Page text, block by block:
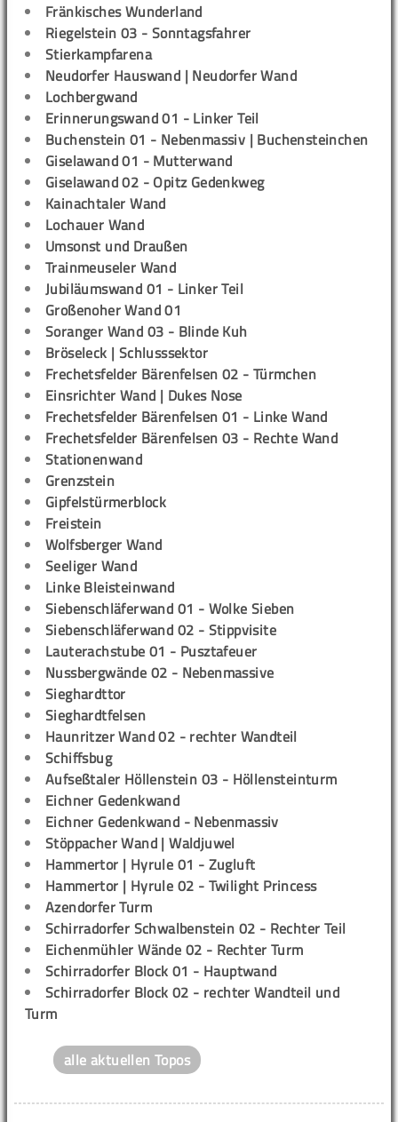
Fränkisches Wunderland
Riegelstein 03 - Sonntagsfahrer
Stierkampfarena
Neudorfer Hauswand | Neudorfer Wand
Lochbergwand
Erinnerungswand 01 - Linker Teil
Buchenstein 01 - Nebenmassiv | Buchensteinchen
Giselawand 01 - Mutterwand
Giselawand 02 - Opitz Gedenkweg
Kainachtaler Wand
Lochauer Wand
Umsonst und Draußen
Trainmeuseler Wand
Jubiläumswand 01 - Linker Teil
Großenoher Wand 01
Soranger Wand 03 - Blinde Kuh
Bröseleck | Schlusssektor
Frechetsfelder Bärenfelsen 02 - Türmchen
Einsrichter Wand | Dukes Nose
Frechetsfelder Bärenfelsen 01 - Linke Wand
Frechetsfelder Bärenfelsen 03 - Rechte Wand
Stationenwand
Grenzstein
Gipfelstürmerblock
Freistein
Wolfsberger Wand
Seeliger Wand
Linke Bleisteinwand
Siebenschläferwand 01 - Wolke Sieben
Siebenschläferwand 02 - Stippvisite
Lauterachstube 01 - Pusztafeuer
Nussbergwände 02 - Nebenmassive
Sieghardttor
Sieghardtfelsen
Haunritzer Wand 02 - rechter Wandteil
Schiffsbug
Aufseßtaler Höllenstein 03 - Höllensteinturm
Eichner Gedenkwand
Eichner Gedenkwand - Nebenmassiv
Stöppacher Wand | Waldjuwel
Hammertor | Hyrule 01 - Zugluft
Hammertor | Hyrule 02 - Twilight Princess
Azendorfer Turm
Schirradorfer Schwalbenstein 02 - Rechter Teil
Eichenmühler Wände 02 - Rechter Turm
Schirradorfer Block 01 - Hauptwand
Schirradorfer Block 02 - rechter Wandteil und
Turm
alle aktuellen Topos